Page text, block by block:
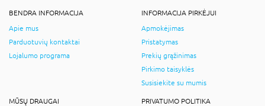
BENDRA INFORMACIJA
Apie mus
Parduotuvių kontaktai
Lojalumo programa
INFORMACIJA PIRKĖJUI
Apmokėjimas
Pristatymas
Prekių grąžinimas
Pirkimo taisyklės
Susisiekite su mumis
MŪSŲ DRAUGAI
PRIVATUMO POLITIKA